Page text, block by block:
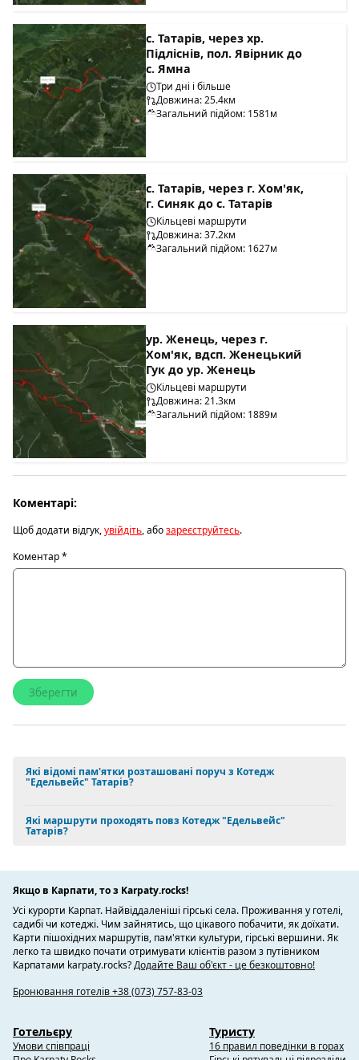
с. Татарів, через хр.
Підліснів, пол. Явірник до
с. Ямна
Три дні і більше
Довжина: 25.4км
Загальний підйом: 1581м
с. Татарів, через г. Хом'як,
г. Синяк до с. Татарів
Кільцеві маршрути
Довжина: 37.2км
Загальний підйом: 1627м
ур. Женець, через г.
Хом'як, вдсп. Женецький
Гук до ур. Женець
Кільцеві маршрути
Довжина: 21.3км
Загальний підйом: 1889м
Коментарі:
Щоб додати відгук,увійдіть, абозареєструйтесь.
Коментар*
Які відомі пам'ятки розташовані поруч з Котедж
"Едельвейс" Татарів?
Які маршрути проходять повз Котедж "Едельвейс"
Татарів?
Якщо в Карпати, то з Karpaty.rocks!
Усі курорти Карпат. Найвіддаленіші гірські села. Проживання у готелі,
садибі чи котеджі. Чим зайнятись, що цікавого побачити, як доїхати.
Карти пішохідних маршрутів, пам'ятки культури, гірські вершини. Як
легко та швидко почати отримувати клієнтів разом з путівником
Карпатами karpaty.rocks?Додайте Ваш об'єкт - це безкоштовно!
Бронювання готелів +38 (073) 757-83-03
Готельєру
Умови співпраці
Туристу
16 правил поведінки в горах